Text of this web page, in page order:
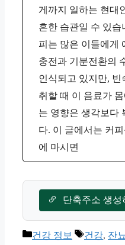
게까지 일하는 현대
흔한 습관일 수 있습
피는 많은 이들에게
충전과 기분전환의
인식되고 있지만, 빈
취할 때 이 음료가 몸
는 영향은 생각보다
다. 이 글에서는 커
에 마시면
단축주소 생성
카
건강 정보
태
건강, 잔